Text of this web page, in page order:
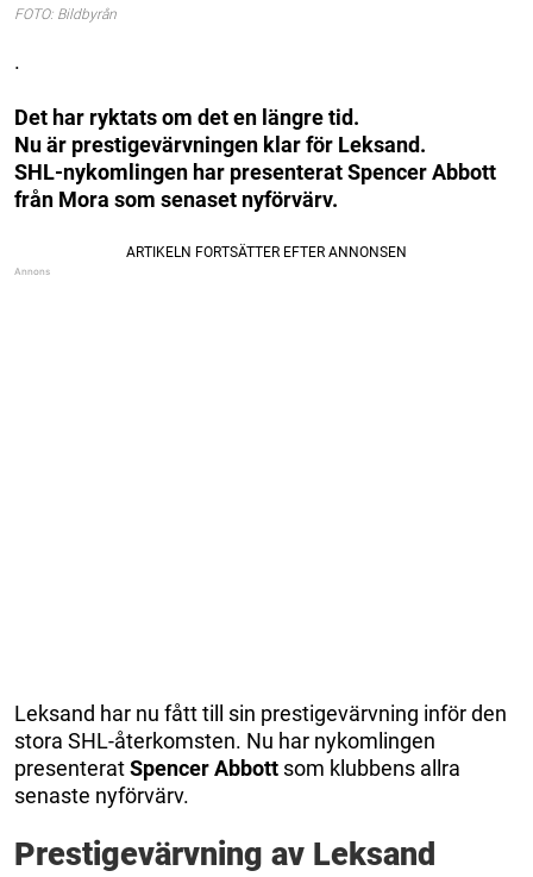
FOTO: Bildbyrån
.
Det har ryktats om det en längre tid.
Nu är prestigevärvningen klar för Leksand.
SHL-nykomlingen har presenterat Spencer Abbott
från Mora som senaset nyförvärv.
Leksand har nu fått till sin prestigevärvning inför den
stora SHL-återkomsten. Nu har nykomlingen
presenteratSpencer Abbott som klubbens allra
senaste nyförvärv.
Prestigevärvning av Leksand